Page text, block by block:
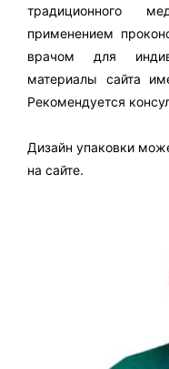
традиционного
применением
врачом для
материалы сайта
Рекомендуется
Дизайн упаковки
на сайте.